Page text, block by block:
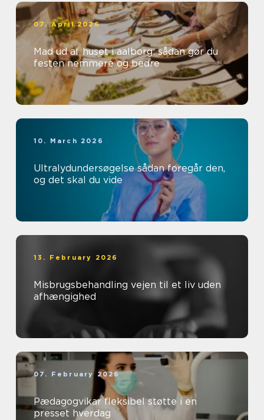
07. April 2026
Mad ud af huset i aalborg: sådan gør du
festen nemmere og bedre
10. March 2026
Ultralydundersøgelse sådan foregår den,
og det skal du vide
13. February 2026
Misbrugsbehandling vejen til et liv uden
afhængighed
07. February 2026
Pædagogvikar fleksibel støtte i en
presset hverdag